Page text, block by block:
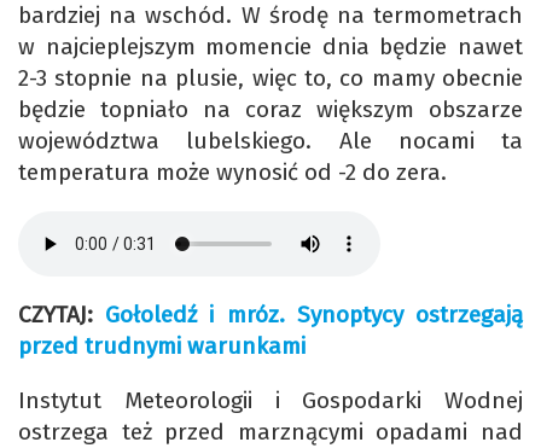
bardziej na wschód. W środę na termometrach
w najcieplejszym momencie dnia będzie nawet
2-3 stopnie na plusie, więc to, co mamy obecnie
będzie topniało na coraz większym obszarze
województwa lubelskiego. Ale nocami ta
temperatura może wynosić od -2 do zera.
CZYTAJ: Gołoledź i mróz. Synoptycy ostrzegają
przed trudnymi warunkami
Instytut Meteorologii i Gospodarki Wodnej
ostrzega też przed marznącymi opadami nad